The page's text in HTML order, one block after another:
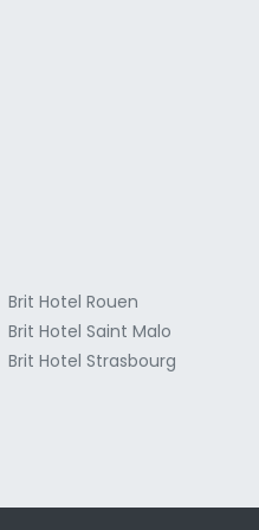
Brit Hotel Rouen
Brit Hotel Saint Malo
Brit Hotel Strasbourg